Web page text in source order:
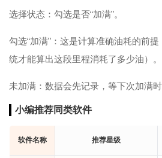
选择状态：勾选是否“加满”。
勾选“加满”：这是计算准确油耗的前
统才能算出这段里程消耗了多少油）。
未加满：数据会先记录，等下次加满时
小编推荐同类软件
软件名称 推荐星级